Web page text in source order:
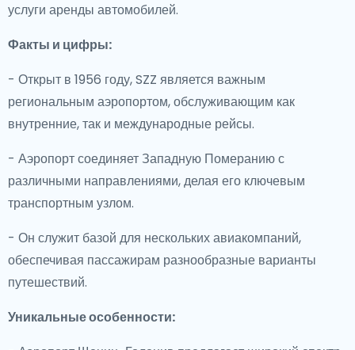
услуги аренды автомобилей.
Факты и цифры:
- Открыт в 1956 году, SZZ является важным
региональным аэропортом, обслуживающим как
внутренние, так и международные рейсы.
- Аэропорт соединяет Западную Померанию с
различными направлениями, делая его ключевым
транспортным узлом.
- Он служит базой для нескольких авиакомпаний,
обеспечивая пассажирам разнообразные варианты
путешествий.
Уникальные особенности: